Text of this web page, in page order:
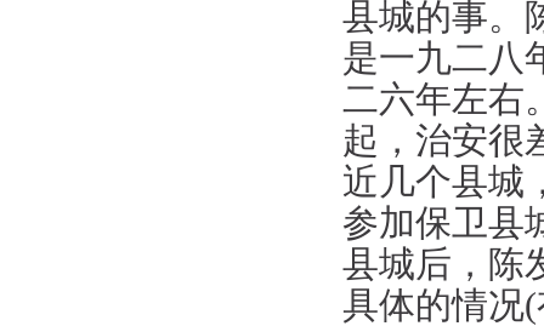
县城的事。
是一九二八
二六年左右
起，治安很
近几个县城
参加保卫县
县城后，陈
具体的情况